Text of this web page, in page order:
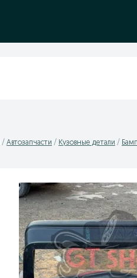
Автозапчасти Кузовные детали